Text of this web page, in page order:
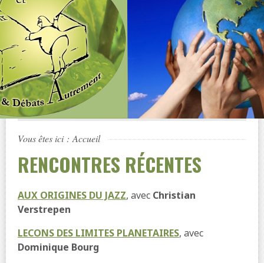
Vous êtes ici : Accueil
RENCONTRES RÉCENTES
AUX ORIGINES DU JAZZ, avec Christian
Verstrepen
LECONS DES LIMITES PLANETAIRES, avec
Dominique Bourg